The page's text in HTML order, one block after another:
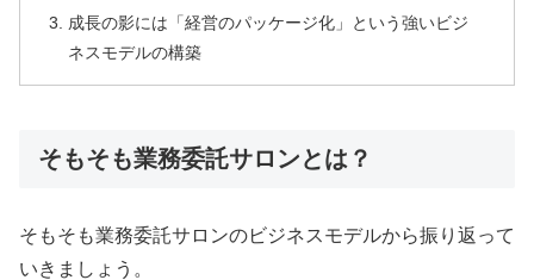
成長の影には「経営のパッケージ化」という強いビジ
ネスモデルの構築
そもそも業務委託サロンとは？
そもそも業務委託サロンのビジネスモデルから振り返って
いきましょう。